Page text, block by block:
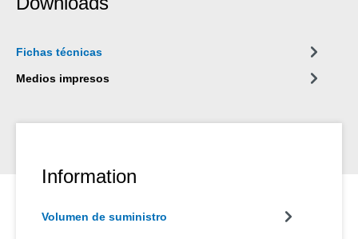
Fichas técnicas
Medios impresos
Information
Volumen de suministro